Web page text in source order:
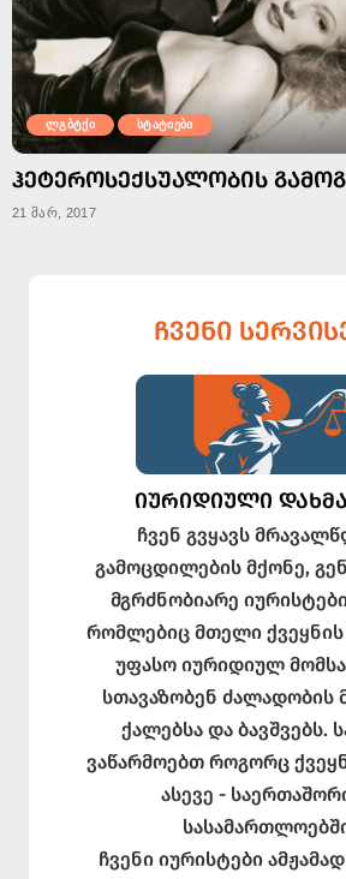
ლგბტქი სტატიები
ᲰᲔᲢᲔᲠᲝᲡᲔᲥᲡᲣᲐᲚᲝᲑᲘᲡ
21 მარ, 2017
ᲩᲕᲔᲜᲘ
ᲘᲣᲠᲘᲓᲘᲣᲚᲘ
ჩვენ გვყავს
გამოცდილების მქონე,
მგრძნობიარე
რომლებიც მთელი ქვეყნის
უფასო იურიდიულ
სთავაზობენ ძალადობის
ქალებსა და ბავშვებს.
ვაწარმოებთ როგორც
ასევე -
ჩვენი იურისტები